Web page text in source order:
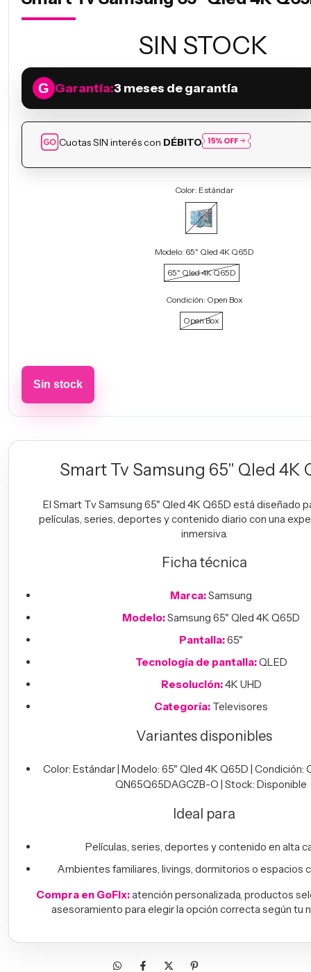
SIN STOCK
Garantía:3 meses de garantía
Cuotas SIN interés con DÉBITO
Color: Estándar
Modelo: 65" Qled 4K Q65D
65" Qled 4K Q65D
Condición: Open Box
Open Box
Smart Tv Samsung 65" Qled 4K
El Smart Tv Samsung 65" Qled 4K Q65D está diseñado
películas, series, deportes y contenido diario con una
inmersiva.
Ficha técnica
Marca:Samsung
Modelo:Samsung 65" Qled 4K Q65D
Pantalla:65"
Tecnología de pantalla:QLED
Resolución:4K UHD
Categoría: Televisores
Variantes disponibles
Color: Estándar | Modelo: 65" Qled 4K Q65D | Condición:
QN65Q65DAGCZB-O | Stock: Disponible
Ideal para
Películas, series, deportes y contenido en alta
Ambientes familiares, livings, dormitorios o espacios
Compra en GoFix:atención personalizada, productos
asesoramiento para elegir la opción correcta según tu